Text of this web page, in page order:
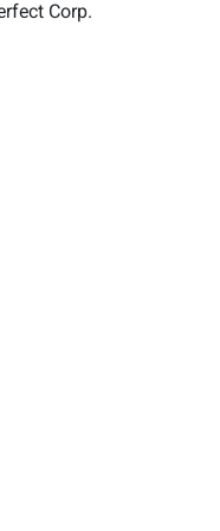
Corp.